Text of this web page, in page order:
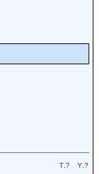
T.? Y.?